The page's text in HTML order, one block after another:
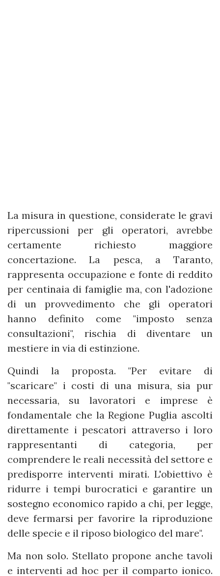
La misura in questione, considerate le gravi
ripercussioni per gli operatori, avrebbe
certamente richiesto maggiore
concertazione. La pesca, a Taranto,
rappresenta occupazione e fonte di reddito
per centinaia di famiglie ma, con l'adozione
di un provvedimento che gli operatori
hanno definito come "imposto senza
consultazioni", rischia di diventare un
mestiere in via di estinzione.
Quindi la proposta. "Per evitare di
"scaricare" i costi di una misura, sia pur
necessaria, su lavoratori e imprese è
fondamentale che la Regione Puglia ascolti
direttamente i pescatori attraverso i loro
rappresentanti di categoria, per
comprendere le reali necessità del settore e
predisporre interventi mirati. L'obiettivo è
ridurre i tempi burocratici e garantire un
sostegno economico rapido a chi, per legge,
deve fermarsi per favorire la riproduzione
delle specie e il riposo biologico del mare".
Ma non solo. Stellato propone anche tavoli
e interventi ad hoc per il comparto ionico.